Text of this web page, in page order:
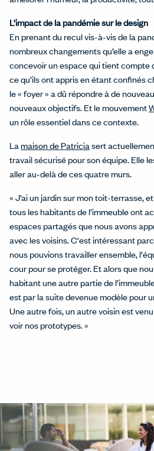
L’impact de la pandémie sur le design
En prenant du recul vis-à-vis de la
nombreux changements qu’elle a
concevoir un espace qui tient compte
ce qu’ils ont appris en étant confinés
le « foyer » a dû répondre à de
nouveaux objectifs. Et le mouvement
un rôle essentiel dans ce contexte.
Lamaison de Patriciasert
travail sécurisé pour son équipe. Elle
aller au-delà de ces quatre murs.
« J’ai un jardin sur mon toit-terrasse,
tous les habitants de l’immeuble ont
espaces partagés que nous avons
avec les voisins. C'est intéressant
nous pouvions travailler ensemble,
cour pour se protéger. Et alors que
habitant une autre partie de
est par la suite devenue modèle pour
Une autre fois, un autre voisin est
voir nos prototypes. »